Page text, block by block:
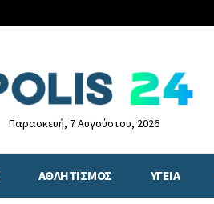
Παρασκευή, 7 Αυγούστου, 2026
ΑΘΛΗΤΙΣΜΟΣ ΥΓΕΙΑ